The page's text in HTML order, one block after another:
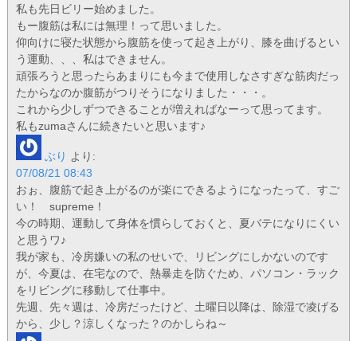
私も先日ビリー始めました。
もー腹筋は私には無理！って思いました。
仰向けに寝た状態から腹筋を使って起き上がり、膝を曲げるとい
う運動、、、私はできません。
頑張ろうと思ったらあまりにも今まで使用しなさすぎな筋肉だっ
たからなのか腹筋がつりそうになりました・・・。
これから少しずつできることが増えればなーって思ってます。
私もzumaさんに続きたいと思います♪
ぶり より:
07/08/21 08:43
おぉ、腹筋で起き上がるのが楽にできるようになったって、すご
い！ supreme！
今の時期、運動して身体を慣らしておくと、夏バテになりにくい
と思うワ♪
我が家も、冷房嫌いの私のせいで、リビングにしかないのです
が、今夏は、在宅なので、熱暴走を防ぐため、パソコン・ラック
をリビングに移動して仕事中。
先週、先々週は、冷房だったけど、土曜日以降は、除湿で凌げる
から、少し？涼しくなった？のかしらね～